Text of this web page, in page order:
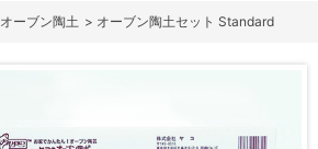
オーブン陶土 > オーブン陶土セット Standard